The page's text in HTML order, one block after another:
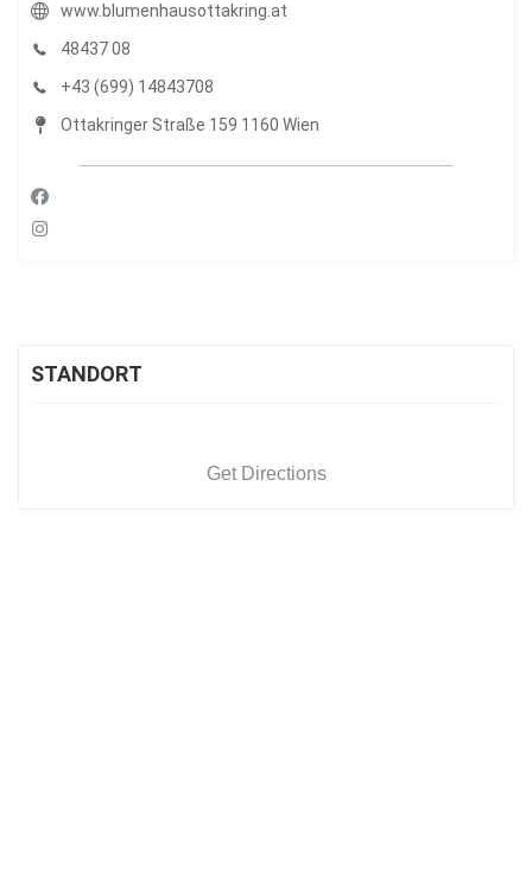
www.blumenhausottakring.at
48437 08
+43 (699) 14843708
Ottakringer Straße 159 1160 Wien
STANDORT
Get Directions